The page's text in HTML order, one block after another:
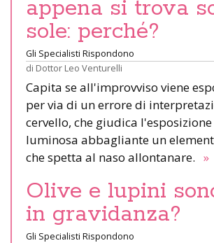
appena si trova
sole: perché?
Gli Specialisti Rispondono
di Dottor Leo Venturelli
Capita se all'improvviso viene
per via di un errore di
cervello, che giudica
luminosa abbagliante un
che spetta al naso allontanare. »
Olive e lupini
in gravidanza?
Gli Specialisti Rispondono